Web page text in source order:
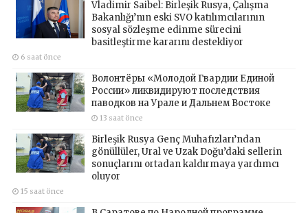
Vladimir Saibel: Birleşik Rusya, Çalışma
Bakanlığı’nın eski SVO katılımcılarının
sosyal sözleşme edinme sürecini
basitleştirme kararını destekliyor
6 saat önce
Волонтёры «Молодой Гвардии Единой
России» ликвидируют последствия
паводков на Урале и Дальнем Востоке
13 saat önce
Birleşik Rusya Genç Muhafızları’ndan
gönüllüler, Ural ve Uzak Doğu’daki sellerin
sonuçlarını ortadan kaldırmaya yardımcı
oluyor
15 saat önce